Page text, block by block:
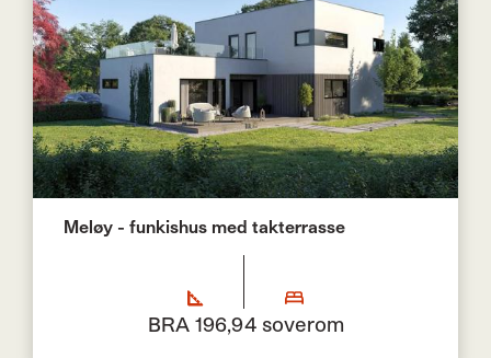
Meløy - funkishus med takterrasse
BRA 196,94 soverom